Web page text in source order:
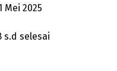
2025
selesai